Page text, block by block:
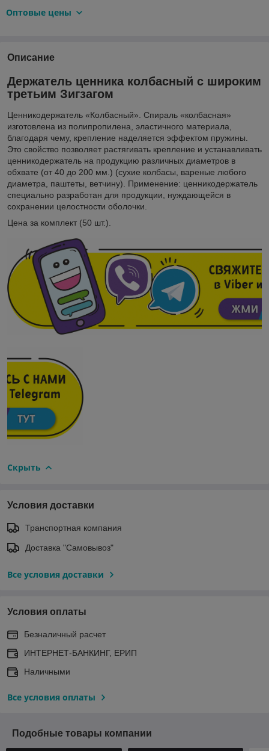
Оптовые цены
Описание
Держатель ценника колбасный с широким
третьим Зигзагом
Ценникодержатель «Колбасный». Спираль «колбасная»
изготовлена из полипропилена, эластичного материала,
благодаря чему, крепление наделяется эффектом пружины.
Это свойство позволяет растягивать крепление и устанавливать
ценникодержатель на продукцию различных диаметров в
обхвате (от 40 до 200 мм.) (сухие колбасы, вареные любого
диаметра, паштеты, ветчину). Применение: ценникодержатель
специально разработан для продукции, нуждающейся в
сохранении целостности оболочки.
Цена за комплект (50 шт.).
Скрыть
Условия доставки
Транспортная компания
Доставка "Самовывоз"
Все условия доставки
Условия оплаты
Безналичный расчет
ИНТЕРНЕТ-БАНКИНГ, ЕРИП
Наличными
Все условия оплаты
Подобные товары компании